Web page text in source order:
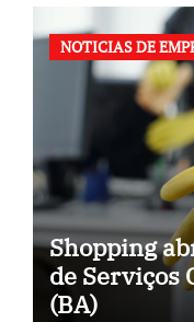
NOTICIAS DE
Shopping
de Serviços
(BA)